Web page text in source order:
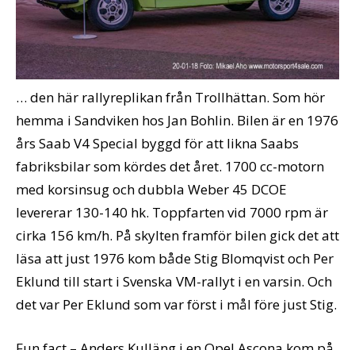
… den här rallyreplikan från Trollhättan. Som hör
hemma i Sandviken hos Jan Bohlin. Bilen är en 1976
års Saab V4 Special byggd för att likna Saabs
fabriksbilar som kördes det året. 1700 cc-motorn
med korsinsug och dubbla Weber 45 DCOE
levererar 130-140 hk. Toppfarten vid 7000 rpm är
cirka 156 km/h. På skylten framför bilen gick det att
läsa att just 1976 kom både Stig Blomqvist och Per
Eklund till start i Svenska VM-rallyt i en varsin. Och
det var Per Eklund som var först i mål före just Stig.